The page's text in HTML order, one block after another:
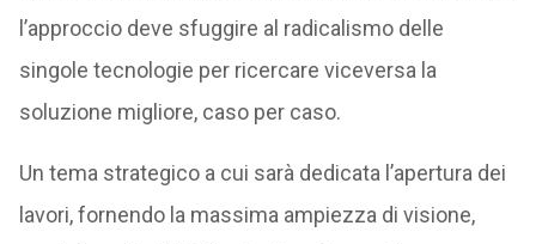
l’approccio deve sfuggire al radicalismo delle
singole tecnologie per ricercare viceversa la
soluzione migliore, caso per caso.
Un tema strategico a cui sarà dedicata l’apertura dei
lavori, fornendo la massima ampiezza di visione,